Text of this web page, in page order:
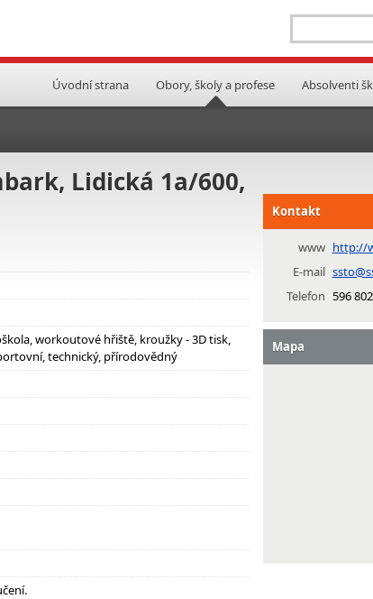
Úvodní strana Obory, školy a profese Absolventi
Lidická 1a/600,
workoutové hřiště, kroužky - 3D tisk,
technický, přírodovědný
Kontakt
www http://
E-mail
Telefon 596
Mapa